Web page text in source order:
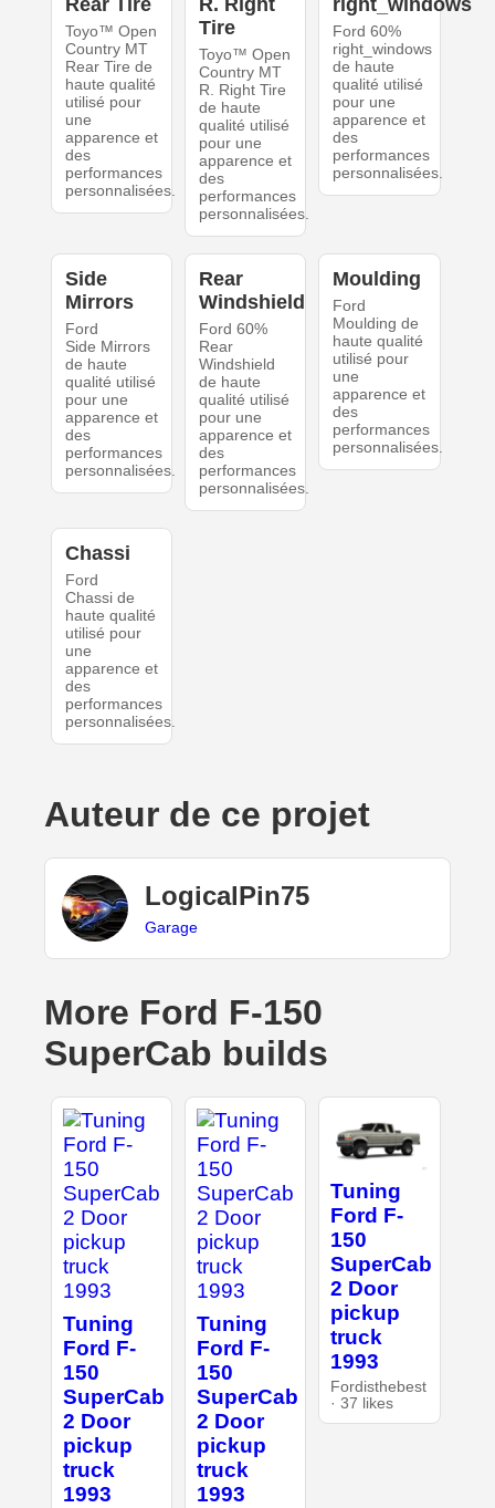
Rear Tire
Toyo™ Open
Country MT
Rear Tire de
haute qualité
utilisé pour
une
apparence et
des
performances
personnalisées.
R. Right
Tire
Toyo™ Open
Country MT
R. Right Tire
de haute
qualité utilisé
pour une
apparence et
des
performances
personnalisées.
right_windows
Ford 60%
right_windows
de haute
qualité utilisé
pour une
apparence et
des
performances
personnalisées.
Side
Mirrors
Ford
Side Mirrors
de haute
qualité utilisé
pour une
apparence et
des
performances
personnalisées.
Rear
Windshield
Ford 60%
Rear
Windshield
de haute
qualité utilisé
pour une
apparence et
des
performances
personnalisées.
Moulding
Ford
Moulding de
haute qualité
utilisé pour
une
apparence et
des
performances
personnalisées.
Chassi
Ford
Chassi de
haute qualité
utilisé pour
une
apparence et
des
performances
personnalisées.
Auteur de ce projet
LogicalPin75
Garage
More Ford F-150
SuperCab builds
Tuning
Ford F-
150
SuperCab
2 Door
pickup
truck
1993
Tuning
Ford F-
150
SuperCab
2 Door
pickup
truck
1993
Tuning
Ford F-
150
SuperCab
2 Door
pickup
truck
1993
Fordisthebest
· 37 likes